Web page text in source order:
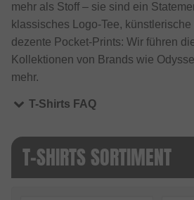
mehr als Stoff – sie sind ein
klassisches Logo-Tee,
dezente Pocket-Prints: Wir führen
Kollektionen von Brands wie
mehr.
T-Shirts FAQ
T-SHIRTS SORTIMENT